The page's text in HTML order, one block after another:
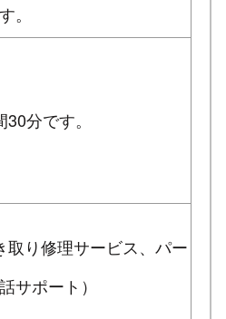
。
分です。
取り修理サービス、パー
サポート）